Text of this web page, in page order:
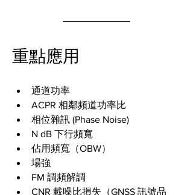
重點應用
通道功率
ACPR 相鄰頻道功率比
相位雜訊 (Phase Noise)
N dB 下行頻寬
佔用頻寬（OBW）
場強
FM 調頻解調
CNR 載噪比損失（GNSS 訊號品